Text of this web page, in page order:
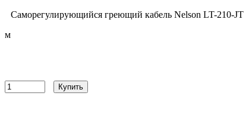
Саморегулирующийся греющий кабель Nelson LT-210-JT
м
Купить